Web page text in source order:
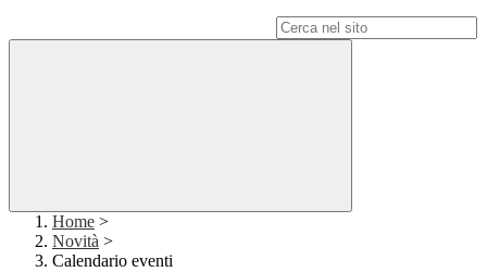
Home >
Novità >
Calendario eventi